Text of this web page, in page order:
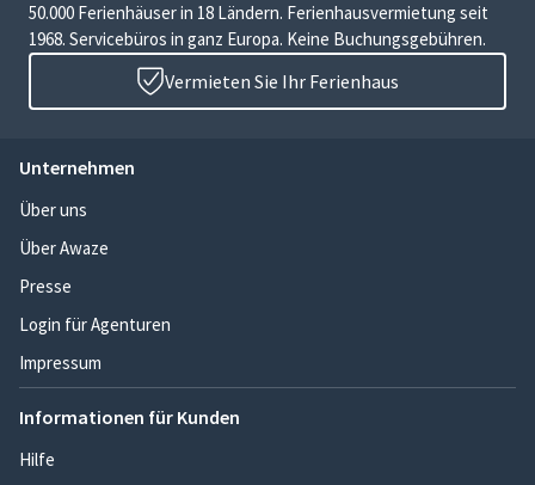
50.000 Ferienhäuser in 18 Ländern. Ferienhausvermietung seit
1968. Servicebüros in ganz Europa. Keine Buchungsgebühren.
Vermieten Sie Ihr Ferienhaus
Unternehmen
Über uns
Über Awaze
Presse
Login für Agenturen
Impressum
Informationen für Kunden
Hilfe